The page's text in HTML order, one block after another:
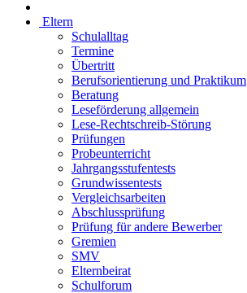
Eltern
Schulalltag
Termine
Übertritt
Berufsorientierung und Praktikum
Beratung
Leseförderung allgemein
Lese-Rechtschreib-Störung
Prüfungen
Probeunterricht
Jahrgangsstufentests
Grundwissentests
Vergleichsarbeiten
Abschlussprüfung
Prüfung für andere Bewerber
Gremien
SMV
Elternbeirat
Schulforum